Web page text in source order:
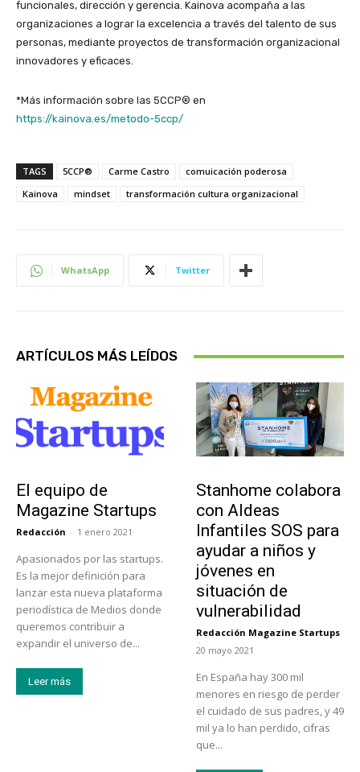
funcionales, dirección y gerencia. Kainova acompaña a las
organizaciones a lograr la excelencia a través del talento de sus
personas, mediante proyectos de transformación organizacional
innovadores y eficaces.
*Más información sobre las 5CCP® en
https://kainova.es/metodo-5ccp/
TAGS 5CCP® Carme Castro
comuicación poderosa
Kainova
mindset transformación cultura organizacional
WhatsApp Twitter
ARTÍCULOS MÁS LEÍDOS
El equipo de
Magazine Startups
Redacción - 1 enero 2021
Apasionados por las startups.
Es la mejor definición para
lanzar esta nueva plataforma
periodística de Medios donde
queremos contribuir a
expandir el universo de...
Leer más
Stanhome colabora
con Aldeas
Infantiles SOS para
ayudar a niños y
jóvenes en
situación de
vulnerabilidad
Redacción Magazine Startups
-
20 mayo 2021
En España hay 300 mil
menores en riesgo de perder
el cuidado de sus padres, y 49
mil ya lo han perdido, cifras
que...